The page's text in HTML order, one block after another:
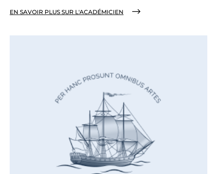
EN SAVOIR PLUS SUR L'ACADÉMICIEN